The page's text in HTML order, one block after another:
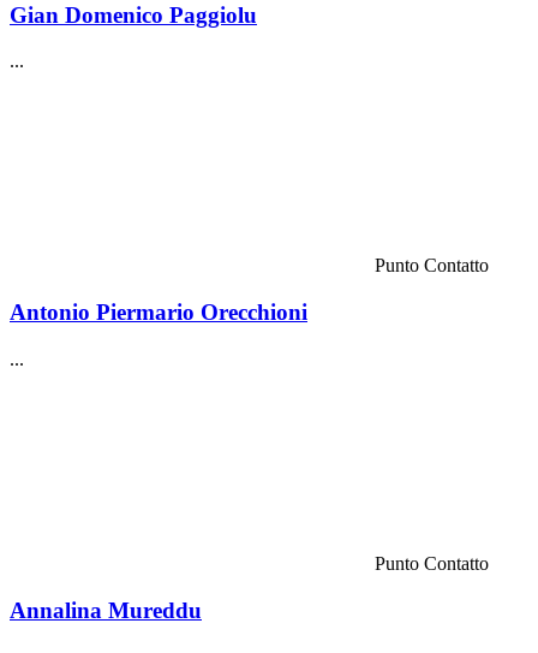
Gian Domenico Paggiolu
...
Punto Contatto
Antonio Piermario Orecchioni
...
Punto Contatto
Annalina Mureddu